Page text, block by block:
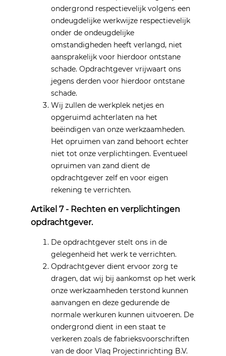
ondergrond respectievelijk volgens een
ondeugdelijke werkwijze respectievelijk
onder de ondeugdelijke
omstandigheden heeft verlangd, niet
aansprakelijk voor hierdoor ontstane
schade. Opdrachtgever vrijwaart ons
jegens derden voor hierdoor ontstane
schade.
Wij zullen de werkplek netjes en
opgeruimd achterlaten na het
beëindigen van onze werkzaamheden.
Het opruimen van zand behoort echter
niet tot onze verplichtingen. Eventueel
opruimen van zand dient de
opdrachtgever zelf en voor eigen
rekening te verrichten.
Artikel 7 - Rechten en verplichtingen
opdrachtgever.
De opdrachtgever stelt ons in de
gelegenheid het werk te verrichten.
Opdrachtgever dient ervoor zorg te
dragen, dat wij bij aankomst op het werk
onze werkzaamheden terstond kunnen
aanvangen en deze gedurende de
normale werkuren kunnen uitvoeren. De
ondergrond dient in een staat te
verkeren zoals de fabrieksvoorschriften
van de door Vlaq Projectinrichting B.V.